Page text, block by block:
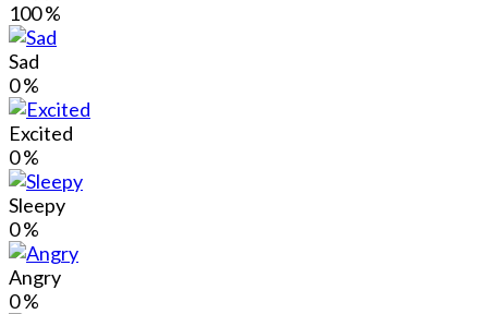
100%
Sad
0%
Excited
0%
Sleepy
0%
Angry
0%